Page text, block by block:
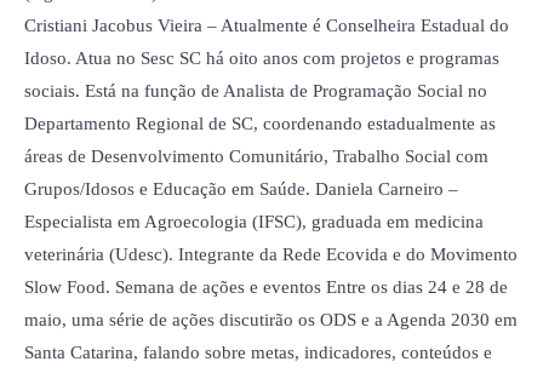
Cristiani Jacobus Vieira – Atualmente é Conselheira Estadual do
Idoso. Atua no Sesc SC há oito anos com projetos e programas
sociais. Está na função de Analista de Programação Social no
Departamento Regional de SC, coordenando estadualmente as
áreas de Desenvolvimento Comunitário, Trabalho Social com
Grupos/Idosos e Educação em Saúde. Daniela Carneiro –
Especialista em Agroecologia (IFSC), graduada em medicina
veterinária (Udesc). Integrante da Rede Ecovida e do Movimento
Slow Food. Semana de ações e eventos Entre os dias 24 e 28 de
maio, uma série de ações discutirão os ODS e a Agenda 2030 em
Santa Catarina, falando sobre metas, indicadores, conteúdos e